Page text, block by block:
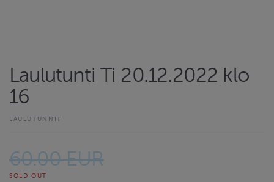
Laulutunti Ti 20.12.2022 klo
16
LAULUTUNNIT
60.00 EUR
SOLD OUT